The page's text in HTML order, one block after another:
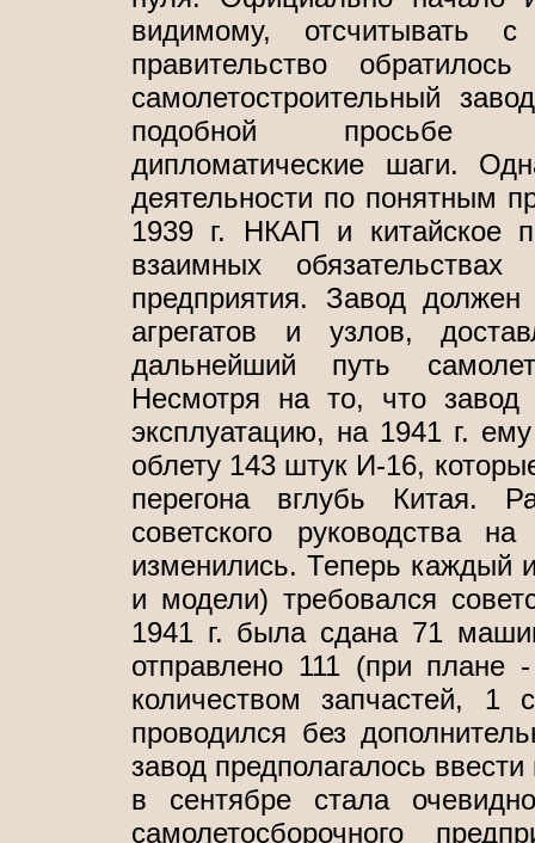
видимому, отсчитывать
правительство
самолетостроительный
подобной просьбе
дипломатические шаги.
деятельности по понятным
1939 г. НКАП и китайское
взаимных обязательствах
предприятия. Завод
агрегатов и узлов,
дальнейший путь
Несмотря на то, что
эксплуатацию, на 1941 г.
облету 143 штук И-16,
перегона вглубь Китая.
советского руководства
изменились. Теперь каждый
и модели) требовался
1941 г. была сдана 71
отправлено 111 (при плане
количеством запчастей, 1
проводился без
завод предполагалось
в сентябре стала
самолетосборочного